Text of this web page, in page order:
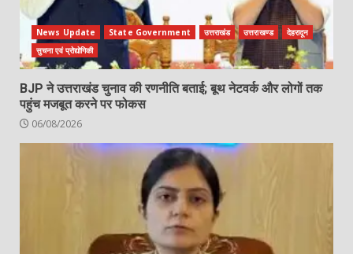
News Update State Government उत्तराखंड उत्तराखण्ड
देहरादून
सुचना एवं प्रोद्योगिकी
BJP ने उत्तराखंड चुनाव की रणनीति बताई; बूथ नेटवर्क और लोगों तक
पहुंच मजबूत करने पर फोकस
06/08/2026